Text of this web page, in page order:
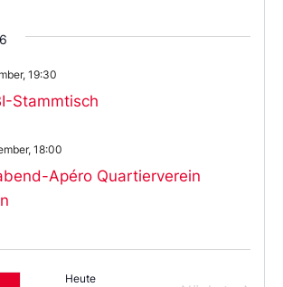
Stammtisch
19:30
Apéro Quartierverein
18:00
Heute